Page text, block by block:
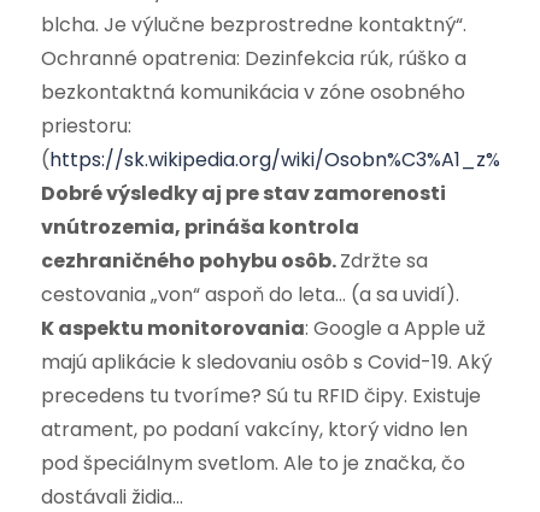
blcha. Je výlučne bezprostredne kontaktný“.
Ochranné opatrenia: Dezinfekcia rúk, rúško a
bezkontaktná komunikácia v zóne osobného
priestoru:
(https://sk.wikipedia.org/wiki/
Dobré výsledky aj pre stav zamorenosti
vnútrozemia, prináša kontrola
cezhraničného pohybu osôb.Zdržte sa
cestovania „von“ aspoň do leta… (a sa uvidí).
K aspektu monitorovania: Google a Apple už
majú aplikácie k sledovaniu osôb s Covid-19. Aký
precedens tu tvoríme? Sú tu RFID čipy. Existuje
atrament, po podaní vakcíny, ktorý vidno len
pod špeciálnym svetlom. Ale to je značka, čo
dostávali židia…